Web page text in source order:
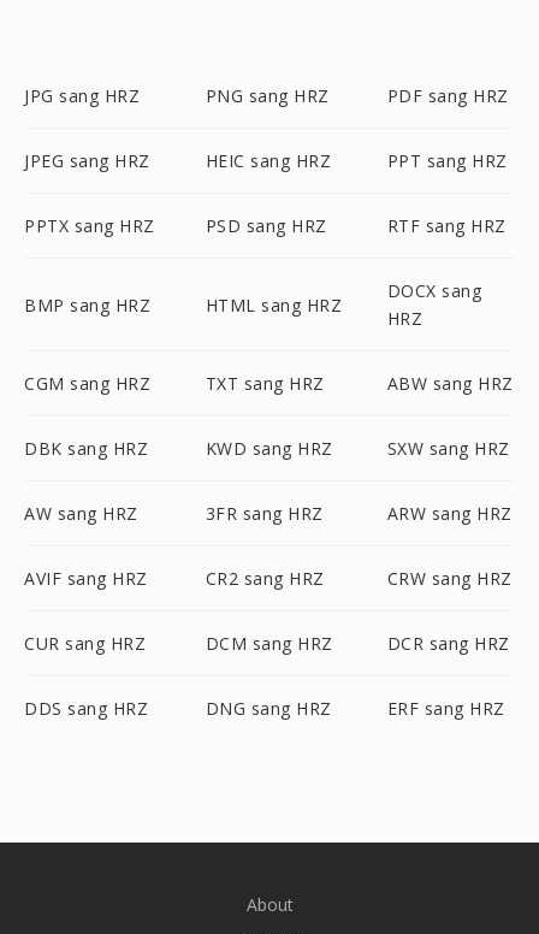
JPG sang HRZ PNG sang HRZ PDF sang HRZ
JPEG sang HRZ HEIC sang HRZ PPT sang HRZ
PPTX sang HRZ PSD sang HRZ RTF sang HRZ
BMP sang HRZ HTML sang HRZ
DOCX sang
HRZ
CGM sang HRZ TXT sang HRZ ABW sang HRZ
DBK sang HRZ KWD sang HRZ SXW sang HRZ
AW sang HRZ 3FR sang HRZ ARW sang HRZ
AVIF sang HRZ CR2 sang HRZ CRW sang HRZ
CUR sang HRZ DCM sang HRZ DCR sang HRZ
DDS sang HRZ DNG sang HRZ ERF sang HRZ
About